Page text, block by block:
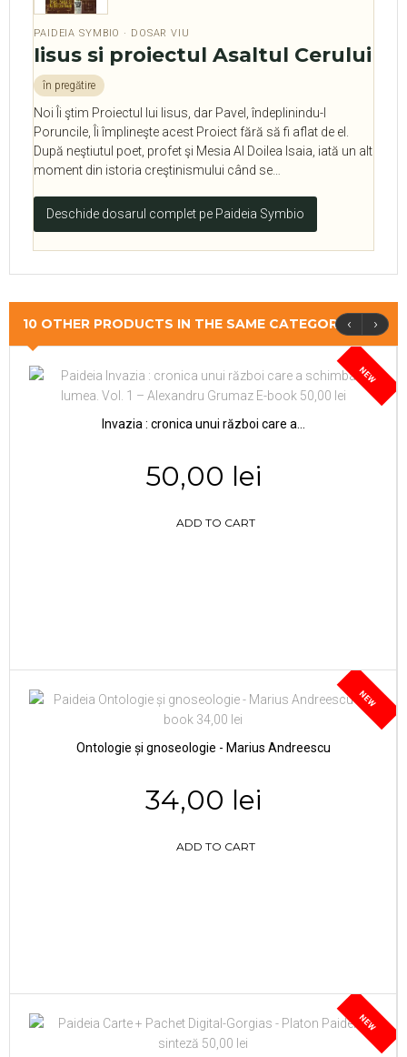
PAIDEIA SYMBIO · DOSAR VIU
Iisus si proiectul Asaltul Cerului
în pregătire
Noi Îi ştim Proiectul lui Iisus, dar Pavel, îndeplinindu-I
Poruncile, Îi împlineşte acest Proiect fără să fi aflat de el.
După neştiutul poet, profet şi Mesia Al Doilea Isaia, iată un alt
moment din istoria creştinismului când se…
Deschide dosarul complet pe Paideia Symbio
10 OTHER PRODUCTS IN THE SAME CATEGORY ‹ ›
NEW
Invazia : cronica unui război care a...
50,00 lei
ADD TO CART
NEW
Ontologie și gnoseologie - Marius Andreescu
34,00 lei
ADD TO CART
NEW